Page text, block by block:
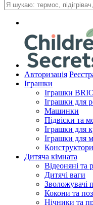
Авторизація
Іграшки
Іграшки
Іграшки для
Машинки
Підвіски та
Іграшки для
Іграшки для
Конструктори
Дитяча кімната
Відеоняні та
Дитячі ваги
Зволожувачі
Кокони та
Нічники та